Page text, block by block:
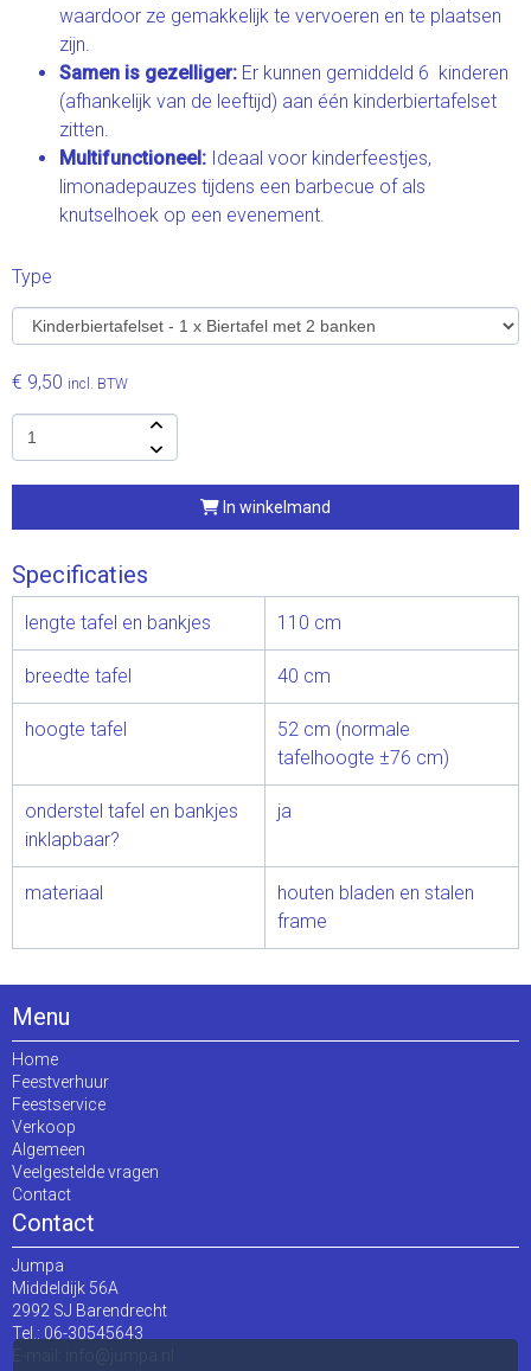
waardoor ze gemakkelijk te vervoeren en te plaatsen
zijn.
Samen is gezelliger: Er kunnen gemiddeld 6 kinderen
(afhankelijk van de leeftijd) aan één kinderbiertafelset
zitten.
Multifunctioneel: Ideaal voor kinderfeestjes,
limonadepauzes tijdens een barbecue of als
knutselhoek op een evenement.
Type
€ 9,50 incl. BTW
In winkelmand
Specificaties
lengte tafel en bankjes 110 cm
breedte tafel 40 cm
hoogte tafel
52 cm (normale
tafelhoogte ±76 cm)
onderstel tafel en bankjes
inklapbaar?
ja
materiaal
houten bladen en stalen
frame
Menu
Home
Feestverhuur
Feestservice
Verkoop
Algemeen
Veelgestelde vragen
Contact
Contact
Jumpa
Middeldijk 56A
2992 SJ Barendrecht
Tel.: 06-30545643